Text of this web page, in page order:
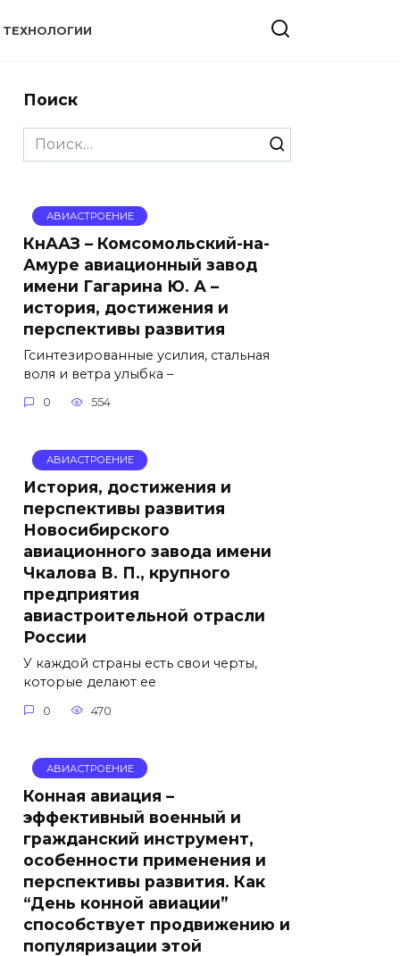
ТЕХНОЛОГИИ
Поиск
Search
for:
АВИАСТРОЕНИЕ
КнААЗ – Комсомольский-на-
Амуре авиационный завод
имени Гагарина Ю. А –
история, достижения и
перспективы развития
Гсинтезированные усилия, стальная
воля и ветра улыбка –
0 554
АВИАСТРОЕНИЕ
История, достижения и
перспективы развития
Новосибирского
авиационного завода имени
Чкалова В. П., крупного
предприятия
авиастроительной отрасли
России
У каждой страны есть свои черты,
которые делают ее
0 470
АВИАСТРОЕНИЕ
Конная авиация –
эффективный военный и
гражданский инструмент,
особенности применения и
перспективы развития. Как
“День конной авиации”
способствует продвижению и
популяризации этой